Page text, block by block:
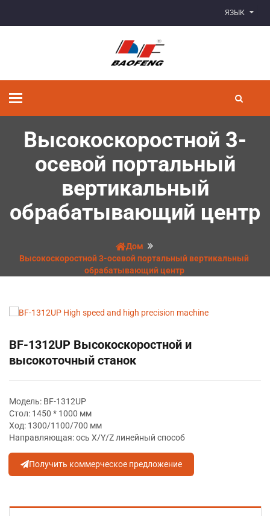
ЯЗЫК
Переключить
Высокоскоростной 3-
осевой портальный
вертикальный
обрабатывающий центр
Дом
Высокоскоростной 3-осевой портальный вертикальный
обрабатывающий центр
BF-1312UP Высокоскоростной и
высокоточный станок
Модель: BF-1312UP
Стол: 1450 * 1000 мм
Ход: 1300/1100/700 мм
Направляющая: ось X/Y/Z линейный способ
Получить коммерческое предложение